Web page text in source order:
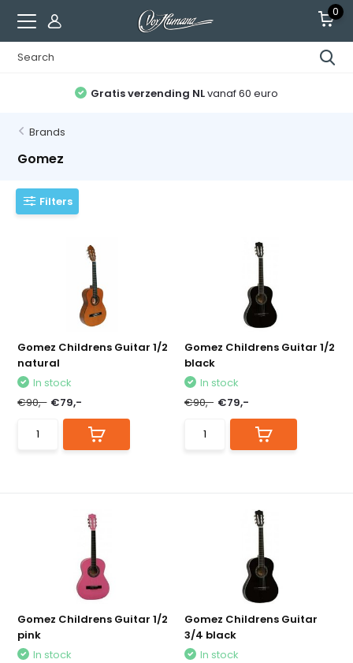
0
Gratis verzending NLvanaf 60 euro
Brands
Gomez
Filters
Gomez Childrens Guitar 1/2
natural
In stock
€90,- €79,-
Gomez Childrens Guitar 1/2
black
In stock
€90,- €79,-
Gomez Childrens Guitar 1/2
pink
In stock
Gomez Childrens Guitar
3/4 black
In stock